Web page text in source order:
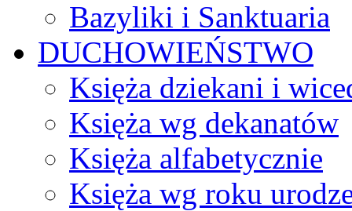
Bazyliki i Sanktuaria
DUCHOWIEŃSTWO
Księża dziekani i
Księża wg dekanatów
Księża alfabetycznie
Księża wg roku